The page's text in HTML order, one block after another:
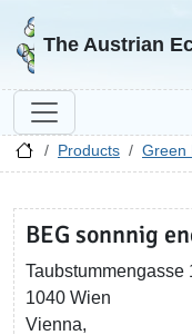
Go to homepage
The Austrian
Products Green
BEG sonnnig
Taubstummengasse
1040 Wien
Vienna,